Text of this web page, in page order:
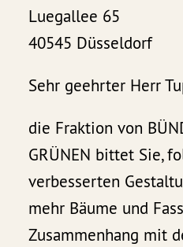
Luegallee 65
40545 Düsseldorf
Sehr geehrter Herr
die Fraktion von
GRÜNEN bittet Sie,
verbesserten
mehr Bäume und
Zusammenhang mit